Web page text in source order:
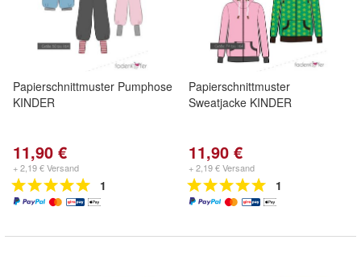
Papierschnittmuster Pumphose
KINDER
11,90 €
+ 2,19 € Versand
1
Papierschnittmuster
Sweatjacke KINDER
11,90 €
+ 2,19 € Versand
1